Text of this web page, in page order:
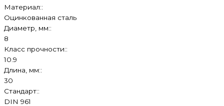
Материал::
Оцинкованная сталь
Диаметр, мм::
8
Класс прочности::
10.9
Длина, мм::
30
Стандарт::
DIN 961